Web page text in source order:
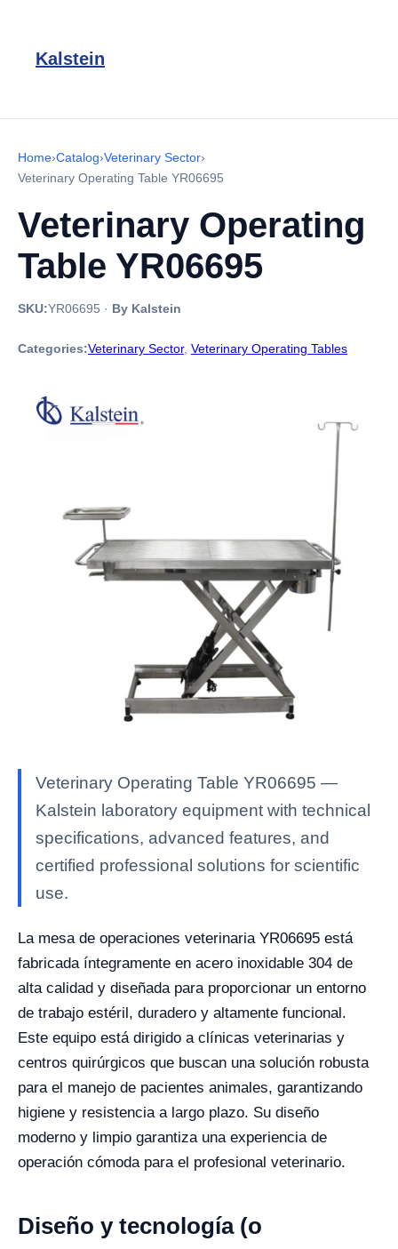
Kalstein
Home›Catalog›Veterinary Sector›
Veterinary Operating Table YR06695
Veterinary Operating
Table YR06695
SKU:YR06695 · By Kalstein
Categories:Veterinary Sector, Veterinary Operating Tables
Veterinary Operating Table YR06695 —
Kalstein laboratory equipment with technical
specifications, advanced features, and
certified professional solutions for scientific
use.
La mesa de operaciones veterinaria YR06695 está
fabricada íntegramente en acero inoxidable 304 de
alta calidad y diseñada para proporcionar un entorno
de trabajo estéril, duradero y altamente funcional.
Este equipo está dirigido a clínicas veterinarias y
centros quirúrgicos que buscan una solución robusta
para el manejo de pacientes animales, garantizando
higiene y resistencia a largo plazo. Su diseño
moderno y limpio garantiza una experiencia de
operación cómoda para el profesional veterinario.
Diseño y tecnología (o